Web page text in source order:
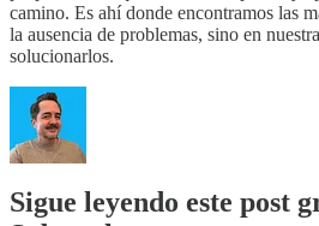
camino. Es ahí donde encontramos las
la ausencia de problemas, sino en
solucionarlos.
Sigue leyendo este post